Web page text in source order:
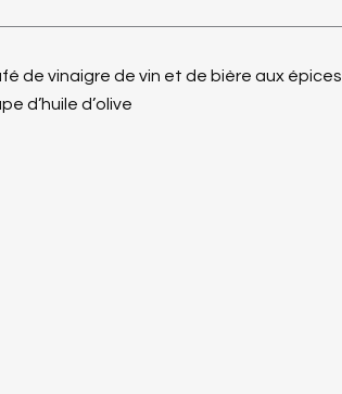
de vinaigre de vin et de bière aux épices
d’huile d’olive